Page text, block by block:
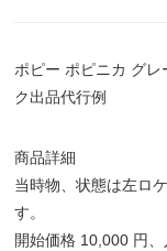
ポピー ポピニカ グ
ク出品代行例
商品詳細
当時物、状態は左ロ
す。
開始価格 10,000 円